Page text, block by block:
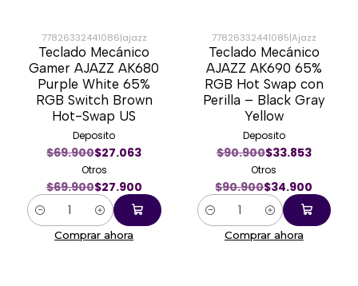
-60%
77826332441086|ajazz
Teclado Mecánico
Gamer AJAZZ AK680
Purple White 65%
RGB Switch Brown
Hot-Swap US
Deposito
$69.900$27.063
Otros
$69.900$27.900
Cantidad
Comprar ahora
-62%
77826332441085|Ajazz
Teclado Mecánico
AJAZZ AK690 65%
RGB Hot Swap con
Perilla – Black Gray
Yellow
Deposito
$90.900$33.853
Otros
$90.900$34.900
Cantidad
Comprar ahora